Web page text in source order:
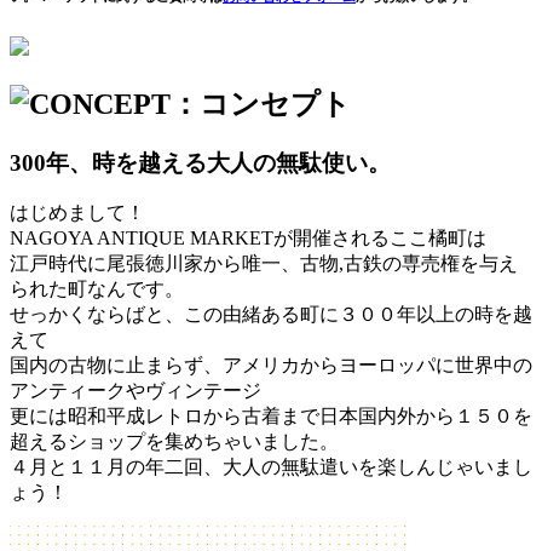
300年、時を越える大人の無駄使い。
はじめまして！
NAGOYA ANTIQUE MARKETが開催されるここ橘町は
江戸時代に尾張徳川家から唯一、古物,古鉄の専売権を与え
られた町なんです。
せっかくならばと、この由緒ある町に３００年以上の時を越
えて
国内の古物に止まらず、アメリカからヨーロッパに世界中の
アンティークやヴィンテージ
更には昭和平成レトロから古着まで日本国内外から１５０を
超えるショップを集めちゃいました。
４月と１１月の年二回、大人の無駄遣いを楽しんじゃいまし
ょう！